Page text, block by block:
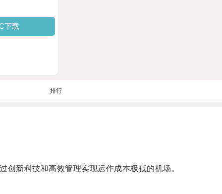
下载
排行
新科技和高效管理实现运作成本极低的机场。